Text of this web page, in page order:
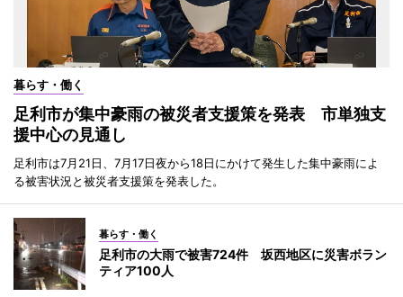
暮らす・働く
足利市が集中豪雨の被災者支援策を発表 市単独支
援中心の見通し
足利市は7月21日、7月17日夜から18日にかけて発生した集中豪雨によ
る被害状況と被災者支援策を発表した。
暮らす・働く
足利市の大雨で被害724件 坂西地区に災害ボラン
ティア100人